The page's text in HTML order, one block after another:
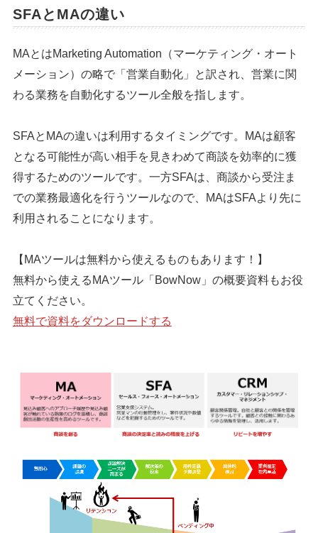
SFAとMAの違い
MAとはMarketing Automation（マーケティング・オート
メーション）の略で「営業自動化」と訳され、営業に関
わる業務を自動化するツール全般を指します。
SFAとMAの違いは利用するタイミングです。MAは顧客
となる可能性が高い相手を見きわめて商談を効率的に獲
得するためのツールです。一方SFAは、商談から受注ま
での業務最適化を行うツールなので、MAはSFAより先に
利用されることになります。
【MAツールは無料から使えるものもあります！】
無料から使えるMAツール「BowNow」の概要資料もお役
立てください。
無料で資料をダウンロードする